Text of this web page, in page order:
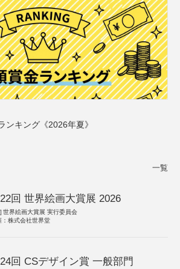
ンキング《2026年夏》
一覧
回 世界絵画大賞展 2026
世界絵画大賞展 実行委員会
：株式会社世界堂
回 CSデザイン賞 一般部門